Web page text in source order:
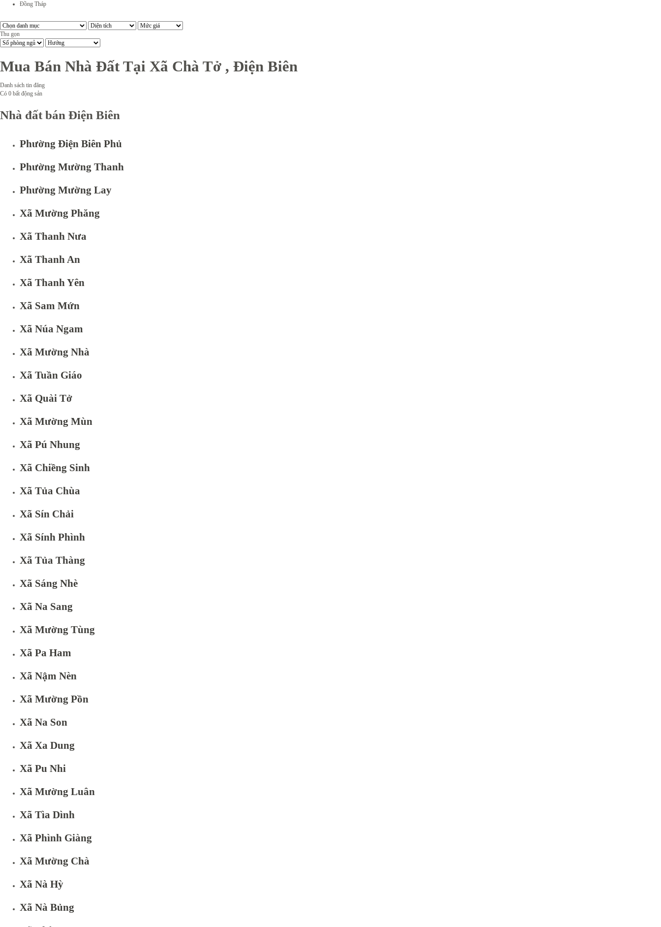
Đồng Tháp
Thu gọn
Mua Bán Nhà Đất Tại Xã Chà Tở , Điện Biên
Danh sách tin đăng
Có 0 bất động sản
Nhà đất bán Điện Biên
Phường Điện Biên Phủ
Phường Mường Thanh
Phường Mường Lay
Xã Mường Phăng
Xã Thanh Nưa
Xã Thanh An
Xã Thanh Yên
Xã Sam Mứn
Xã Núa Ngam
Xã Mường Nhà
Xã Tuần Giáo
Xã Quài Tở
Xã Mường Mùn
Xã Pú Nhung
Xã Chiềng Sinh
Xã Tủa Chùa
Xã Sín Chải
Xã Sính Phình
Xã Tủa Thàng
Xã Sáng Nhè
Xã Na Sang
Xã Mường Tùng
Xã Pa Ham
Xã Nậm Nèn
Xã Mường Pồn
Xã Na Son
Xã Xa Dung
Xã Pu Nhi
Xã Mường Luân
Xã Tìa Dình
Xã Phình Giàng
Xã Mường Chà
Xã Nà Hỳ
Xã Nà Bủng